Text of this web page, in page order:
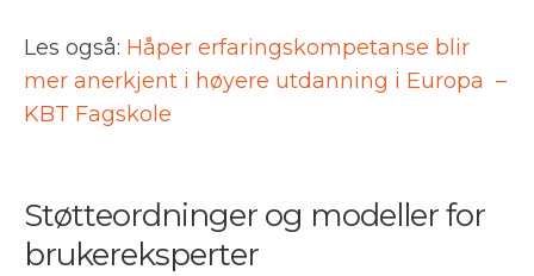
Les også: Håper erfaringskompetanse blir
mer anerkjent i høyere utdanning i Europa –
KBT Fagskole
Støtteordninger og modeller for
brukereksperter